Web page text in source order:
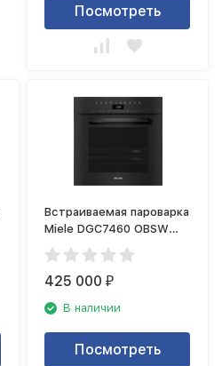
Посмотреть
Встраиваемая пароварка
Miele DGC7460 OBSW
чёрный обсидиан
425 000₽
В наличии
Посмотреть